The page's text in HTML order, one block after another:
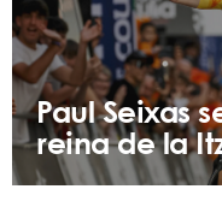
Paul Seixas
reina de la